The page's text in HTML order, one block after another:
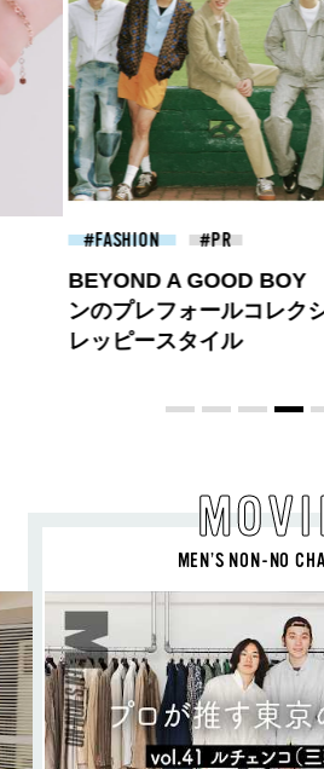
FASHION
【PRADA × NI-
る、ニューモード
MEN’S NON-NO